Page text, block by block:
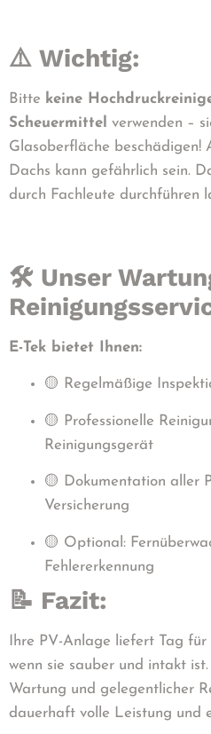
⚠️ Wichtig:
Bitte keine
Scheuermittel verwenden –
Glasoberfläche beschädigen!
Dachs kann gefährlich sein.
durch Fachleute durchführen
🛠️ Unser
E-Tek bietet Ihnen:
🟡 Regelmäßige
🟡 Professionelle
Reinigungsgerät
🟡 Dokumentation aller
Versicherung
🟡 Optional:
Fehlererkennung
📝 Fazit:
Ihre PV-Anlage liefert Tag
wenn sie sauber und intakt
Wartung und gelegentlicher
dauerhaft volle Leistung und